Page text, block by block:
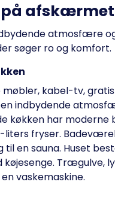
på
atmosfære
søger ro og komfort.
kabel-tv,
indbydende
køkken har moderne
liters fryser.
en sauna. Huset
Trægulve,
vaskemaskine.